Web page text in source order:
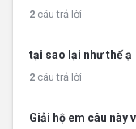
2 câu trả lời
tại sao lại như thế ạ
2 câu trả lời
Giải hộ em câu này